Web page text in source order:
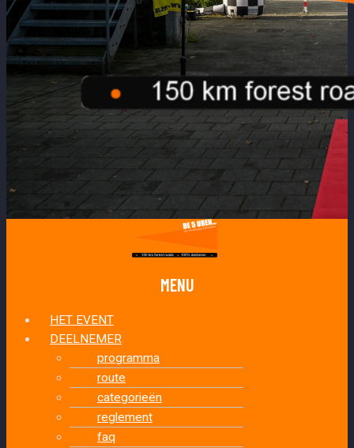
MENU
HET EVENT
DEELNEMER
programma
route
categorieën
reglement
faq